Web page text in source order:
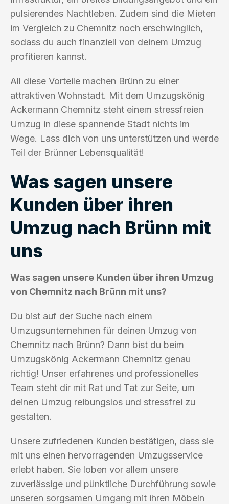
pulsierendes Nachtleben. Zudem sind die Mieten
im Vergleich zu Chemnitz noch erschwinglich,
sodass du auch finanziell von deinem Umzug
profitieren kannst.
All diese Vorteile machen Brünn zu einer
attraktiven Wohnstadt. Mit dem Umzugskönig
Ackermann Chemnitz steht einem stressfreien
Umzug in diese spannende Stadt nichts im
Wege. Lass dich von uns unterstützen und werde
Teil der Brünner Lebensqualität!
Was sagen unsere
Kunden über ihren
Umzug nach Brünn mit
uns
Was sagen unsere Kunden über ihren Umzug
von Chemnitz nach Brünn mit uns?
Du bist auf der Suche nach einem
Umzugsunternehmen für deinen Umzug von
Chemnitz nach Brünn? Dann bist du beim
Umzugskönig Ackermann Chemnitz genau
richtig! Unser erfahrenes und professionelles
Team steht dir mit Rat und Tat zur Seite, um
deinen Umzug reibungslos und stressfrei zu
gestalten.
Unsere zufriedenen Kunden bestätigen, dass sie
mit uns einen hervorragenden Umzugsservice
erlebt haben. Sie loben vor allem unsere
zuverlässige und pünktliche Durchführung sowie
unseren sorgsamen Umgang mit ihren Möbeln